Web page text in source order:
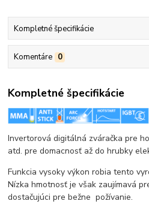
Kompletné špecifikácie
Komentáre 0
Kompletné špecifikácie
Invertorová digitálná zváračka pre
atd. pre domacnosť až do hrubky
Funkcia vysoky výkon robia tento
Nízka hmotnosť je však zaujímavá
dostačujúci pre bežne požívanie.